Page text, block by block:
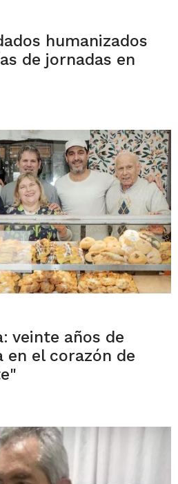
humanizados
de jornadas en
veinte años de
en el corazón de